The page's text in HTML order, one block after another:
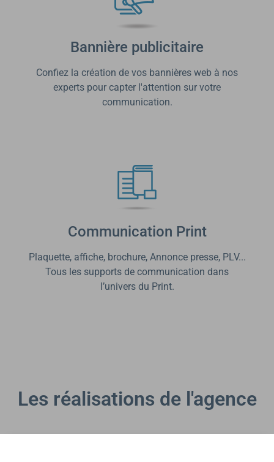
Bannière publicitaire
Confiez la création de vos bannières web à nos
experts pour capter l'attention sur votre
communication.
Communication Print
Plaquette, affiche, brochure, Annonce presse, PLV...
Tous les supports de communication dans
l’univers du Print.
Les réalisations de l'agence